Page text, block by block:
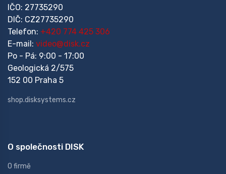
IČO: 27735290
DIČ: CZ27735290
Telefon: +420 774 425 306
E-mail: video@disk.cz
Po - Pá: 9:00 - 17:00
Geologická 2/575
152 00 Praha 5
shop.disksystems.cz
O společnosti DISK
O firmě